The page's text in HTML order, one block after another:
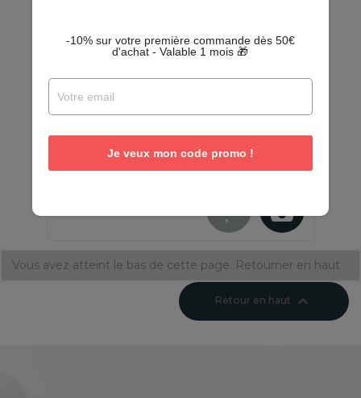
3 patères crochets Happy home -
Métal
En stock - Quantités limitées
Vous avez atteint le bas de cette page. Retourner en haut
Retour en haut 
-10% sur votre première commande dès 50€
d'achat - Valable 1 mois 🎁
Je veux mon code promo !